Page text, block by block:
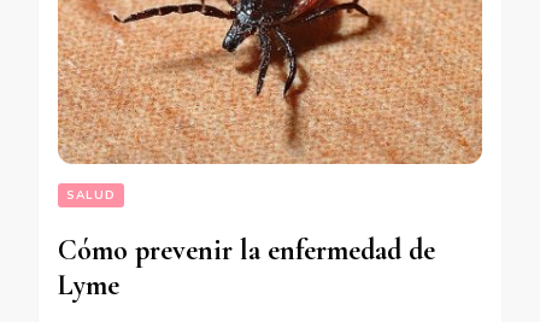
SALUD
Cómo prevenir la enfermedad de
Lyme